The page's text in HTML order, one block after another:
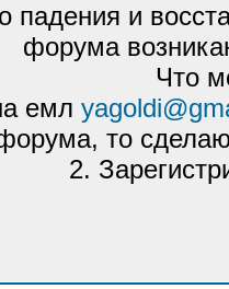
падения и
форума
Что
емл
то
2.